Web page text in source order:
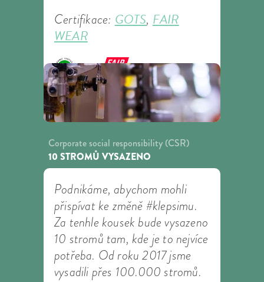
Certifikace: GOTS, FAIR
WEAR
Corporate social responsibility (CSR)
10 STROMŮ VYSAZENO
Podnikáme, abychom mohli
přispívat ke změně #klepsimu.
Za tenhle kousek bude vysazeno
10 stromů tam, kde je to nejvíce
potřeba. Od roku 2017 jsme
vysadili přes 100.000 stromů.